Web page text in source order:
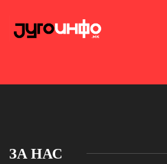
ЗА НАС